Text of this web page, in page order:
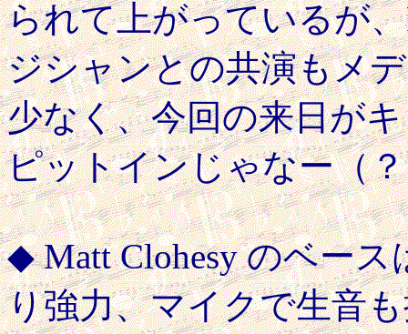
られて上がっているが
ジシャンとの共演もメ
少なく、今回の来日が
ピットインじゃなー（
◆ Matt Clohesy のベー
り強力、マイクで生音